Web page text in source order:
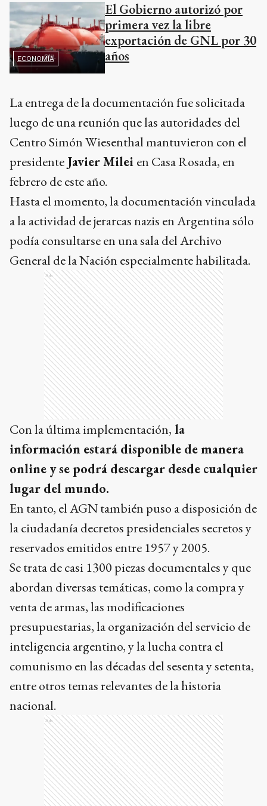
ECONOMÍA
El Gobierno autorizó por
primera vez la libre
exportación de GNL por 30
años
La entrega de la documentación fue solicitada
luego de una reunión que las autoridades del
Centro Simón Wiesenthal mantuvieron con el
presidente Javier Milei en Casa Rosada, en
febrero de este año.
Hasta el momento, la documentación vinculada
a la actividad de jerarcas nazis en Argentina sólo
podía consultarse en una sala del Archivo
General de la Nación especialmente habilitada.
Ads
Con la última implementación, la
información estará disponible de manera
online y se podrá descargar desde cualquier
lugar del mundo.
En tanto, el AGN también puso a disposición de
la ciudadanía decretos presidenciales secretos y
reservados emitidos entre 1957 y 2005.
Se trata de casi 1300 piezas documentales y que
abordan diversas temáticas, como la compra y
venta de armas, las modificaciones
presupuestarias, la organización del servicio de
inteligencia argentino, y la lucha contra el
comunismo en las décadas del sesenta y setenta,
entre otros temas relevantes de la historia
nacional.
Ads